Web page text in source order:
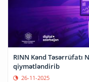
RINN Kənd
qiymətləndirib
26-11-2025